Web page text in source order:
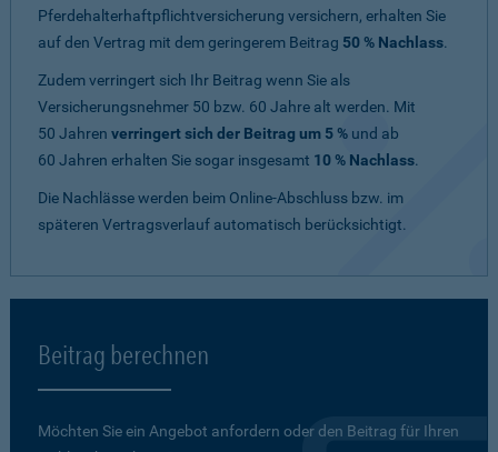
Pferdehalterhaftpflichtversicherung versichern, erhalten Sie
auf den Vertrag mit dem geringerem Beitrag 50 % Nachlass.
Zudem verringert sich Ihr Beitrag wenn Sie als
Versicherungsnehmer 50 bzw. 60 Jahre alt werden. Mit
50 Jahren verringert sich der Beitrag um 5 % und ab
60 Jahren erhalten Sie sogar insgesamt 10 % Nachlass.
Die Nachlässe werden beim Online-Abschluss bzw. im
späteren Vertragsverlauf automatisch berücksichtigt.
Beitrag berechnen
Möchten Sie ein Angebot anfordern oder den Beitrag für Ihren